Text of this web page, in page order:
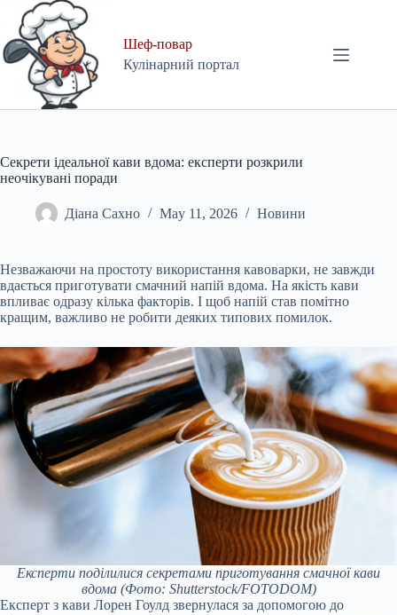
content
Шеф-повар
Кулінарний портал
Секрети ідеальної кави вдома: експерти розкрили
неочікувані поради
Діана Сахно May 11, 2026 Новини
Незважаючи на простоту використання кавоварки, не завжди
вдається приготувати смачний напій вдома. На якість кави
впливає одразу кілька факторів. І щоб напій став помітно
кращим, важливо не робити деяких типових помилок.
Експерти поділилися секретами приготування смачної кави
вдома(Фото: Shutterstock/FOTODOM)
Експерт з кави Лорен Гоулд звернулася за допомогою до